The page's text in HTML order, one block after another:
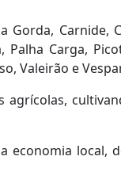
Carnide,
Carga,
Valeirão e
local,